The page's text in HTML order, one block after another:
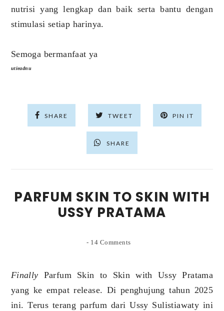
nutrisi yang lengkap dan baik serta bantu dengan
stimulasi setiap harinya.
Semoga bermanfaat ya
utieadnu
SHARE TWEET PIN IT
SHARE
PARFUM SKIN TO SKIN WITH
USSY PRATAMA
- 14 Comments
Finally Parfum Skin to Skin with Ussy Pratama
yang ke empat release. Di penghujung tahun 2025
ini. Terus terang parfum dari Ussy Sulistiawaty ini